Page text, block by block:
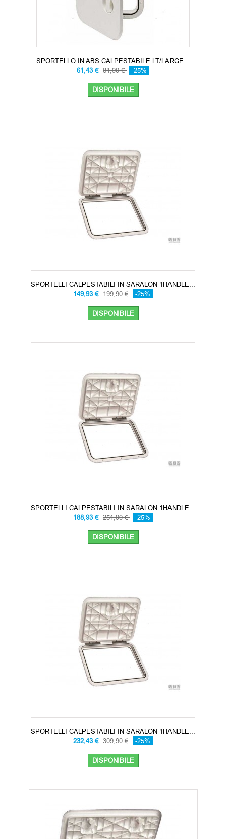
SPORTELLO IN ABS CALPESTABILE LT/LARGE...
61,43 € 81,90 € -25%
DISPONIBILE
SPORTELLI CALPESTABILI IN SARALON 1HANDLE...
149,93 € 199,90 € -25%
DISPONIBILE
SPORTELLI CALPESTABILI IN SARALON 1HANDLE...
188,93 € 251,90 € -25%
DISPONIBILE
SPORTELLI CALPESTABILI IN SARALON 1HANDLE...
232,43 € 309,90 € -25%
DISPONIBILE